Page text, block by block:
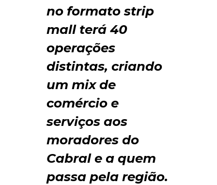
no formato strip
mall terá 40
operações
distintas, criando
um mix de
comércio e
serviços aos
moradores do
Cabral e a quem
passa pela região.